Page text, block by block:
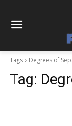
Tags Degrees of
Tag: